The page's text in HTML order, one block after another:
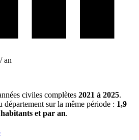
an
civiles complètes 2021 à 2025.
département sur la même période : 1,9
et par an.